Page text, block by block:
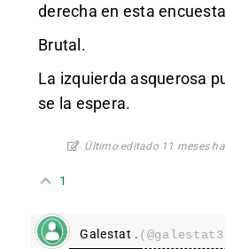
derecha en esta
Brutal.
La izquierda asquerosa
se la espera.
Último editado 11 meses
1
Galestat .